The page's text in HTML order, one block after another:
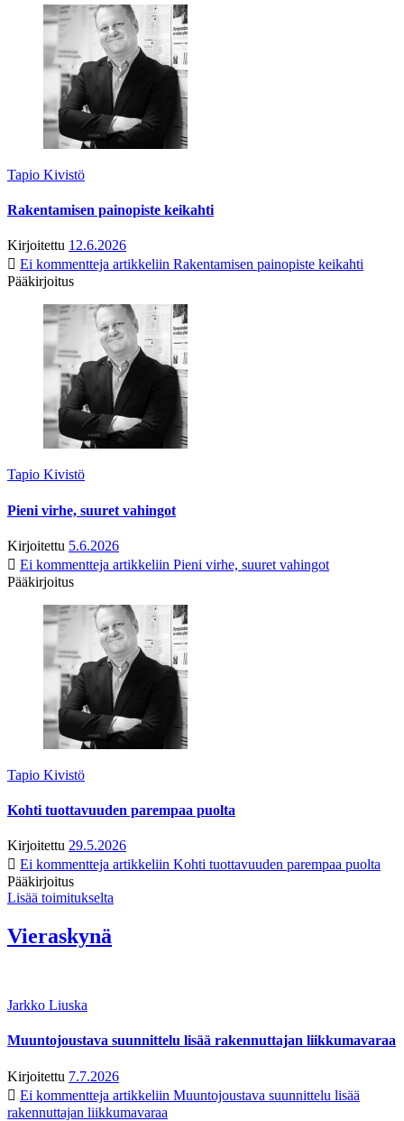
Tapio Kivistö
Rakentamisen painopiste keikahti
Kirjoitettu 12.6.2026
Ei kommentteja artikkeliin Rakentamisen painopiste keikahti
Pääkirjoitus
Tapio Kivistö
Pieni virhe, suuret vahingot
Kirjoitettu 5.6.2026
Ei kommentteja artikkeliin Pieni virhe, suuret vahingot
Pääkirjoitus
Tapio Kivistö
Kohti tuottavuuden parempaa puolta
Kirjoitettu 29.5.2026
Ei kommentteja artikkeliin Kohti tuottavuuden parempaa puolta
Pääkirjoitus
Lisää toimitukselta
Vieraskynä
Jarkko Liuska
Muuntojoustava suunnittelu lisää rakennuttajan liikkumavaraa
Kirjoitettu 7.7.2026
Ei kommentteja artikkeliin Muuntojoustava suunnittelu lisää
rakennuttajan liikkumavaraa